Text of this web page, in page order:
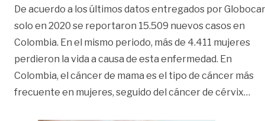
De acuerdo a los últimos datos entregados por
solo en 2020 se reportaron 15.509 nuevos casos en
Colombia. En el mismo periodo, más de 4.411 mujeres
perdieron la vida a causa de esta enfermedad. En
Colombia, el cáncer de mama es el tipo de cáncer más
frecuente en mujeres, seguido del cáncer de cérvix…